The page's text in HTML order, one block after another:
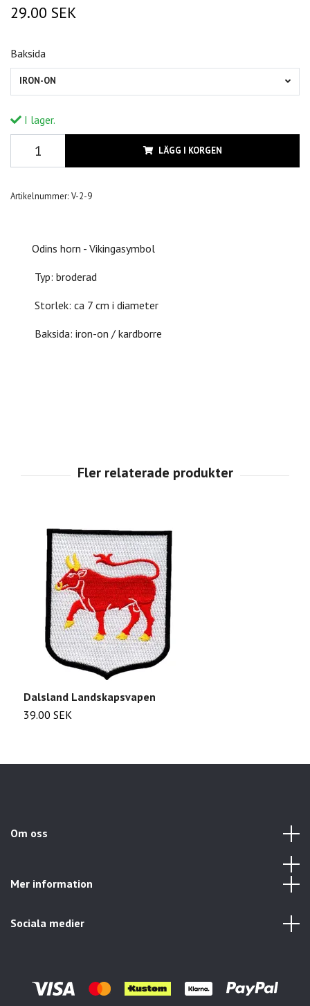
29.00 SEK
Baksida
IRON-ON
I lager.
LÄGG I KORGEN
Artikelnummer: V-2-9
Odins horn - Vikingasymbol
Typ: broderad
Storlek: ca 7 cm i diameter
Baksida: iron-on / kardborre
Dalsland Landskapsvapen
39.00 SEK
Om oss
Mer information
Sociala medier